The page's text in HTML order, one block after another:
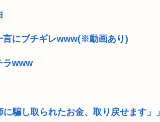
言にブチギレwww(※動画あり)
ラwww
騙し取られたお金、取り戻せます」」